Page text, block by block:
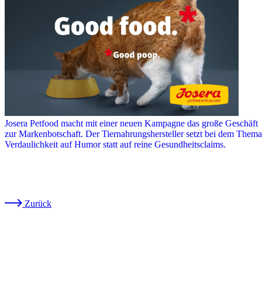
Josera Petfood macht mit einer neuen Kampagne das große Geschäft
zur Markenbotschaft. Der Tiernahrungshersteller setzt bei dem Thema
Verdaulichkeit auf Humor statt auf reine Gesundheitsclaims.
Zurück